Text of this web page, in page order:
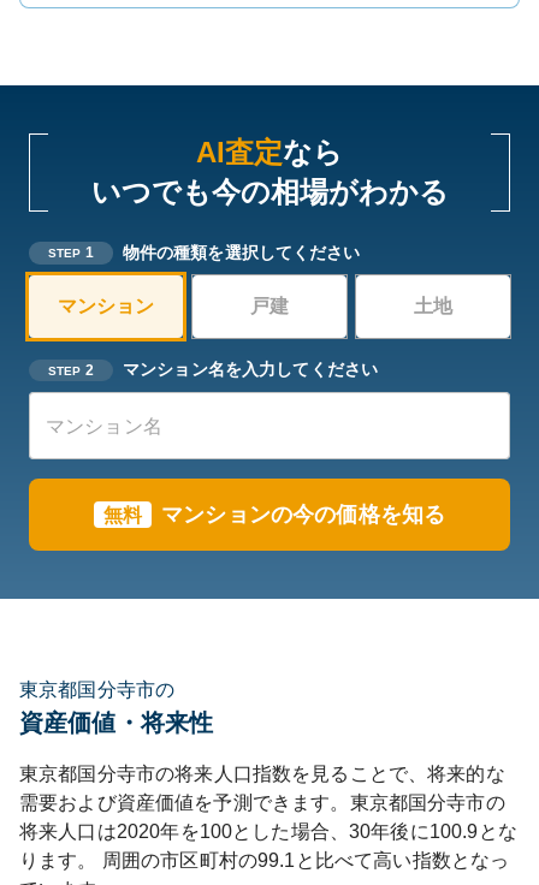
AI査定なら
いつでも今の相場がわかる
STEP 1 物件の種類を選択してください
マンション 戸建 土地
STEP 2 マンション名を入力してください
無料 マンションの今の価格を知る
東京都国分寺市の
資産価値・将来性
東京都国分寺市の将来人口指数を見ることで、将来的な
需要および資産価値を予測できます。 東京都国分寺市の
将来人口は2020年を100とした場合、30年後に100.9とな
ります。
周囲の市区町村の99.1 と比べて高い指数となっ